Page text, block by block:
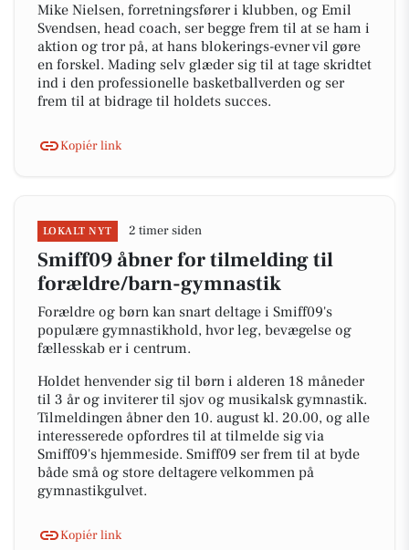
Mike Nielsen, forretningsfører i klubben, og Emil
Svendsen, head coach, ser begge frem til at se ham i
aktion og tror på, at hans blokerings-evner vil gøre
en forskel. Mading selv glæder sig til at tage skridtet
ind i den professionelle basketballverden og ser
frem til at bidrage til holdets succes.
Kopiér link
LOKALT NYT 2 timer siden
Smiff09 åbner for tilmelding til
forældre/barn-gymnastik
Forældre og børn kan snart deltage i Smiff09's
populære gymnastikhold, hvor leg, bevægelse og
fællesskab er i centrum.
Holdet henvender sig til børn i alderen 18 måneder
til 3 år og inviterer til sjov og musikalsk gymnastik.
Tilmeldingen åbner den 10. august kl. 20.00, og alle
interesserede opfordres til at tilmelde sig via
Smiff09's hjemmeside. Smiff09 ser frem til at byde
både små og store deltagere velkommen på
gymnastikgulvet.
Kopiér link